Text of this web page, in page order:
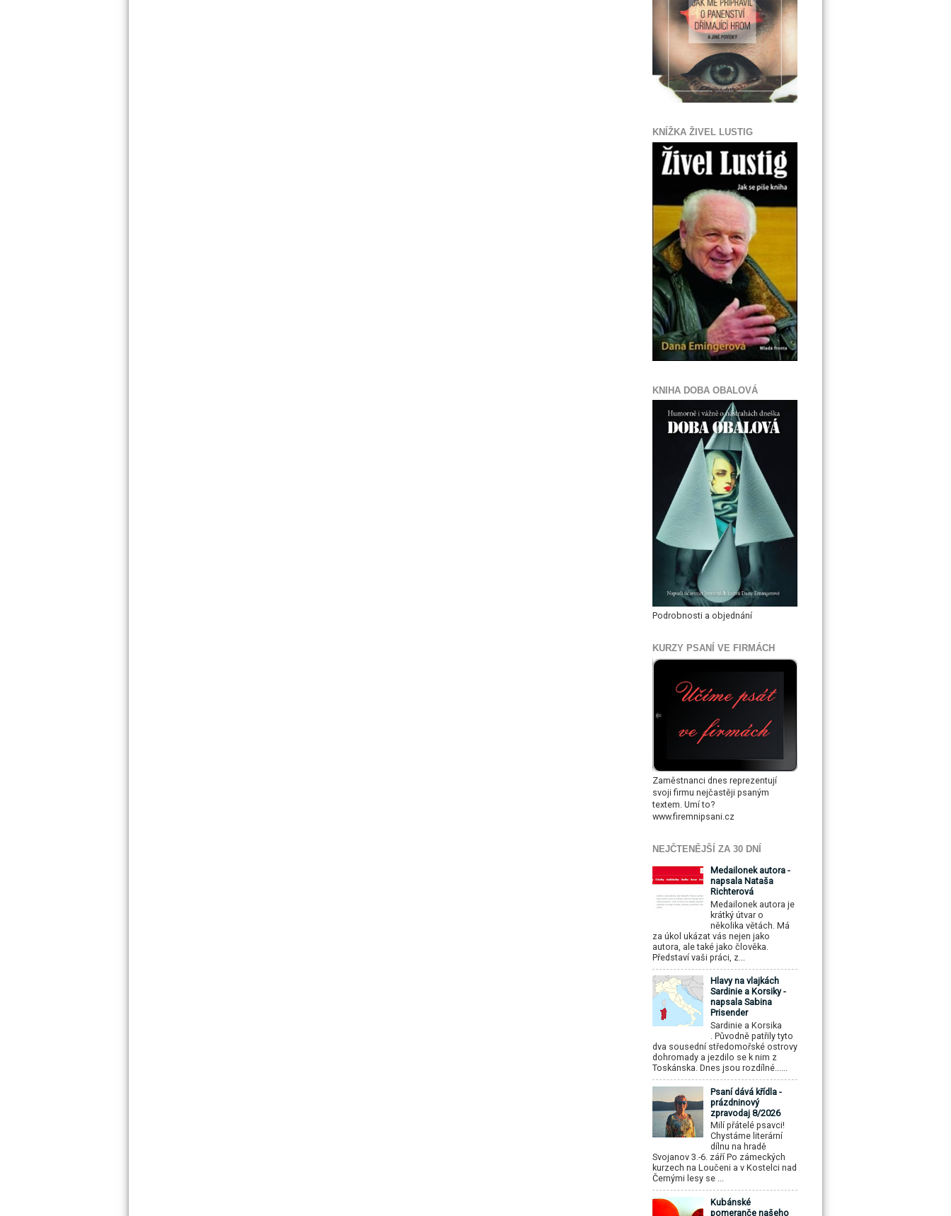
KNÍŽKA ŽIVEL LUSTIG
KNIHA DOBA OBALOVÁ
Podrobnosti a objednání
KURZY PSANÍ VE FIRMÁCH
Zaměstnanci dnes reprezentují
svoji firmu nejčastěji psaným
textem. Umí to?
www.firemnipsani.cz
NEJČTENĚJŠÍ ZA 30 DNÍ
Medailonek autora -
napsala Nataša
Richterová
Medailonek autora je
krátký útvar o
několika větách. Má
za úkol ukázat vás nejen jako
autora, ale také jako člověka.
Představí vaši práci, z...
Hlavy na vlajkách
Sardinie a Korsiky -
napsala Sabina
Prisender
Sardinie a Korsika
. Původně patřily tyto
dva sousední středomořské ostrovy
dohromady a jezdilo se k nim z
Toskánska. Dnes jsou rozdílné......
Psaní dává křídla -
prázdninový
zpravodaj 8/2026
Milí přátelé psavci!
Chystáme literární
dílnu na hradě
Svojanov 3.-6. září Po zámeckých
kurzech na Loučeni a v Kostelci nad
Černými lesy se ...
Kubánské
pomeranče našeho